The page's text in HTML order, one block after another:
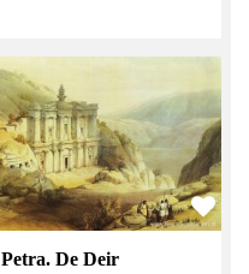
Petra. De Deir